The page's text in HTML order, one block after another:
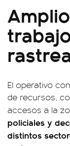
El operativo
de recursos,
accesos a la
policiales y
distintos